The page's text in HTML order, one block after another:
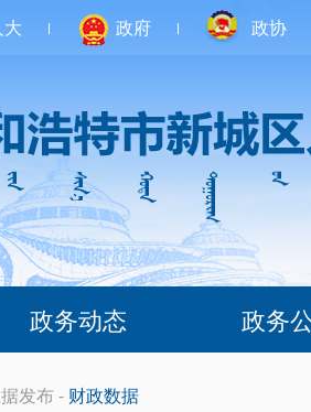
大 政府 政协
政务动态 政务
发布 - 财政数据